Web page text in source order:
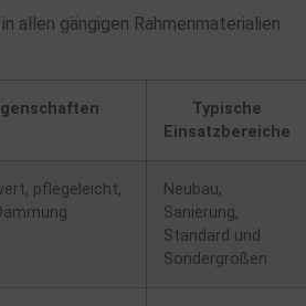
allen gängigen Rahmenmaterialien
Typische
Einsatzbereiche
pflegeleicht,
Neubau,
Sanierung,
Standard und
Sondergrößen